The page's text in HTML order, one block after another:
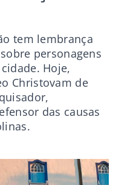
tem lembrança
personagens
Hoje,
Christovam de
das causas